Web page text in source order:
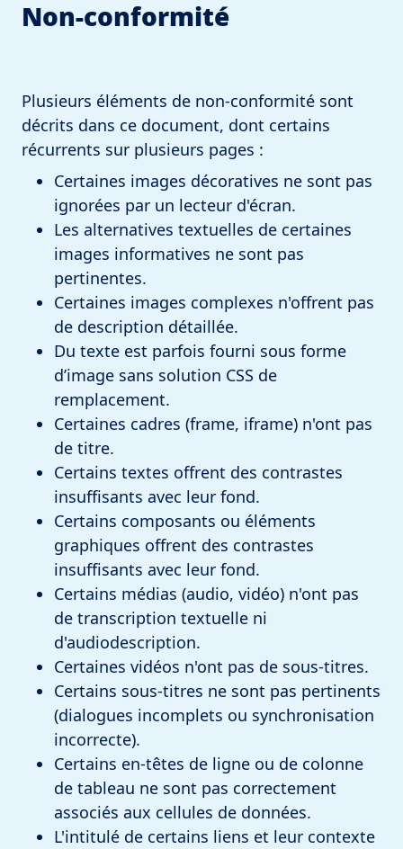
Non-conformité
Plusieurs éléments de non-conformité sont
décrits dans ce document, dont certains
récurrents sur plusieurs pages :
Certaines images décoratives ne sont pas
ignorées par un lecteur d'écran.
Les alternatives textuelles de certaines
images informatives ne sont pas
pertinentes.
Certaines images complexes n'offrent pas
de description détaillée.
Du texte est parfois fourni sous forme
d’image sans solution CSS de
remplacement.
Certaines cadres (frame, iframe) n'ont pas
de titre.
Certains textes offrent des contrastes
insuffisants avec leur fond.
Certains composants ou éléments
graphiques offrent des contrastes
insuffisants avec leur fond.
Certains médias (audio, vidéo) n'ont pas
de transcription textuelle ni
d'audiodescription.
Certaines vidéos n'ont pas de sous-titres.
Certains sous-titres ne sont pas pertinents
(dialogues incomplets ou synchronisation
incorrecte).
Certains en-têtes de ligne ou de colonne
de tableau ne sont pas correctement
associés aux cellules de données.
L'intitulé de certains liens et leur contexte